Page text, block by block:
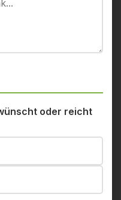
oder reicht